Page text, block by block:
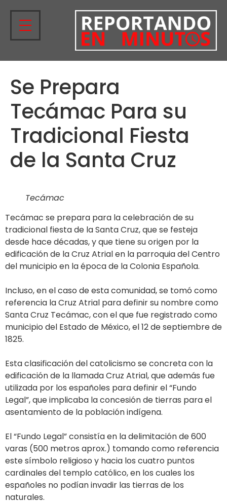
Se Prepara
Tecámac Para su
Tradicional Fiesta
de la Santa Cruz
Tecámac
Tecámac se prepara para la celebración de su
tradicional fiesta de la Santa Cruz, que se festeja
desde hace décadas, y que tiene su origen por la
edificación de la Cruz Atrial en la parroquia del Centro
del municipio en la época de la Colonia Española.
Incluso, en el caso de esta comunidad, se tomó como
referencia la Cruz Atrial para definir su nombre como
Santa Cruz Tecámac, con el que fue registrado como
municipio del Estado de México, el 12 de septiembre de
1825.
Esta clasificación del catolicismo se concreta con la
edificación de la llamada Cruz Atrial, que además fue
utilizada por los españoles para definir el “Fundo
Legal”, que implicaba la concesión de tierras para el
asentamiento de la población indígena.
El “Fundo Legal” consistía en la delimitación de 600
varas (500 metros aprox.) tomando como referencia
este símbolo religioso y hacia los cuatro puntos
cardinales del templo católico, en los cuales los
españoles no podían invadir las tierras de los
naturales.